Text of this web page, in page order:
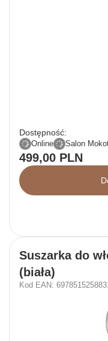
Dostępność:
Online Salon
499,00 PLN
Suszarka do
(biała)
Kod EAN: